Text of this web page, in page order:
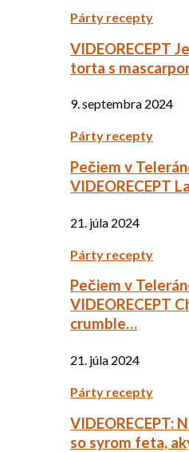
Párty recepty
VIDEORECEPT
torta s
9. septembra 2024
Párty recepty
Pečiem v
VIDEORECEPT
21. júla 2024
Párty recepty
Pečiem v
VIDEORECEPT
crumble…
21. júla 2024
Párty recepty
VIDEORECEPT:
so syrom feta,